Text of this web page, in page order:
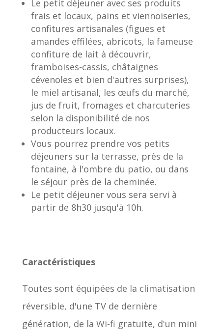
Le petit déjeuner avec ses produits
frais et locaux, pains et viennoiseries,
confitures artisanales (figues et
amandes effilées, abricots, la fameuse
confiture de lait à découvrir,
framboises-cassis, châtaignes
cévenoles et bien d'autres surprises),
le miel artisanal, les œufs du marché,
jus de fruit, fromages et charcuteries
selon la disponibilité de nos
producteurs locaux.
Vous pourrez prendre vos petits
déjeuners sur la terrasse, près de la
fontaine, à l'ombre du patio, ou dans
le séjour près de la cheminée.
Le petit déjeuner vous sera servi à
partir de 8h30 jusqu'à 10h.
Caractéristiques
Toutes sont équipées de la climatisation
réversible, d'une TV de dernière
génération, de la Wi-fi gratuite, d'un mini